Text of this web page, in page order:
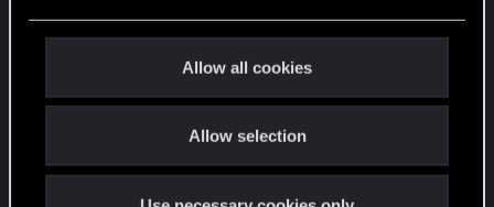
Allow all cookies
Allow selection
контролировалось таким образом на
протяжении тысячелетий.
это всего лишь фильм, происходящий в
коллективном сознании, который
представляет себя как «реальность».